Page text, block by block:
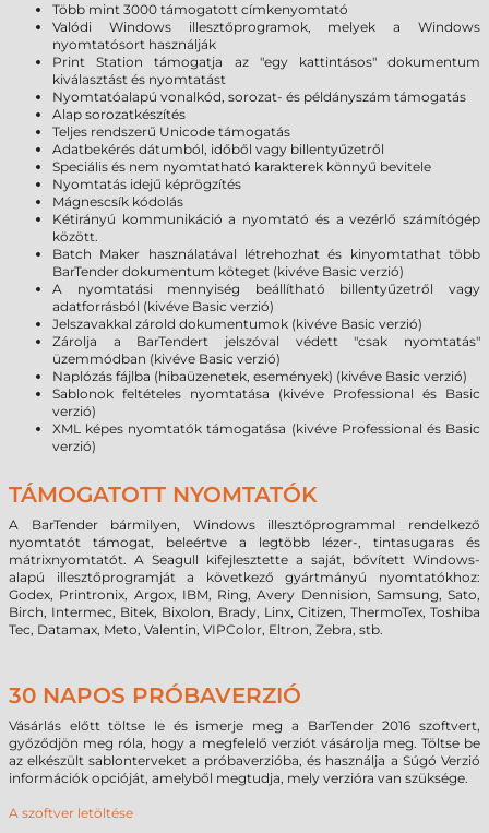
Több mint 3000 támogatott címkenyomtató
Valódi Windows illesztőprogramok, melyek a Windows
nyomtatósort használják
Print Station támogatja az "egy kattintásos" dokumentum
kiválasztást és nyomtatást
Nyomtatóalapú vonalkód, sorozat- és példányszám támogatás
Alap sorozatkészítés
Teljes rendszerű Unicode támogatás
Adatbekérés dátumból, időből vagy billentyűzetről
Speciális és nem nyomtatható karakterek könnyű bevitele
Nyomtatás idejű képrögzítés
Mágnescsík kódolás
Kétirányú kommunikáció a nyomtató és a vezérlő számítógép
között.
Batch Maker használatával létrehozhat és kinyomtathat több
BarTender dokumentum köteget (kivéve Basic verzió)
A nyomtatási mennyiség beállítható billentyűzetről vagy
adatforrásból (kivéve Basic verzió)
Jelszavakkal zárold dokumentumok (kivéve Basic verzió)
Zárolja a BarTendert jelszóval védett "csak nyomtatás"
üzemmódban (kivéve Basic verzió)
Naplózás fájlba (hibaüzenetek, események) (kivéve Basic verzió)
Sablonok feltételes nyomtatása (kivéve Professional és Basic
verzió)
XML képes nyomtatók támogatása (kivéve Professional és Basic
verzió)
TÁMOGATOTT NYOMTATÓK
A BarTender bármilyen, Windows illesztőprogrammal rendelkező
nyomtatót támogat, beleértve a legtöbb lézer-, tintasugaras és
mátrixnyomtatót. A Seagull kifejlesztette a saját, bővített Windows-
alapú illesztőprogramját a következő gyártmányú nyomtatókhoz:
Godex, Printronix, Argox, IBM, Ring, Avery Dennision, Samsung, Sato,
Birch, Intermec, Bitek, Bixolon, Brady, Linx, Citizen, ThermoTex, Toshiba
Tec, Datamax, Meto, Valentin, VIPColor, Eltron, Zebra, stb.
30 NAPOS PRÓBAVERZIÓ
Vásárlás előtt töltse le és ismerje meg a BarTender 2016 szoftvert,
győződjön meg róla, hogy a megfelelő verziót vásárolja meg. Töltse be
az elkészült sablonterveket a próbaverzióba, és használja a Súgó Verzió
információk opcióját, amelyből megtudja, mely verzióra van szüksége.
A szoftver letöltése